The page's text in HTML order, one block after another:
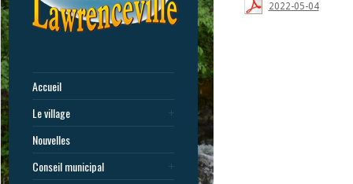
Accueil
Le village
Nouvelles
Conseil municipal
2022-05-04